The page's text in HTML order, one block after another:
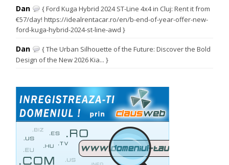
Dan
{ Ford Kuga Hybrid 2024 ST-Line 4x4 in Cluj: Rent it from
€57/day! https://idealrentacar.ro/en/b-end-of-year-offer-new-
ford-kuga-hybrid-2024-st-line-awd }
Dan
{ The Urban Silhouette of the Future: Discover the Bold
Design of the New 2026 Kia... }